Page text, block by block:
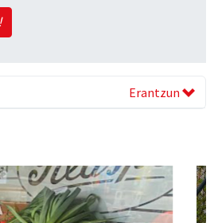
Erantzun